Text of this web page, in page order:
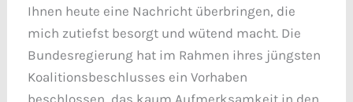
Ihnen heute eine Nachricht überbringen, die
mich zutiefst besorgt und wütend macht. Die
Bundesregierung hat im Rahmen ihres jüngsten
Koalitionsbeschlusses ein Vorhaben
beschlossen, das kaum Aufmerksamkeit in den